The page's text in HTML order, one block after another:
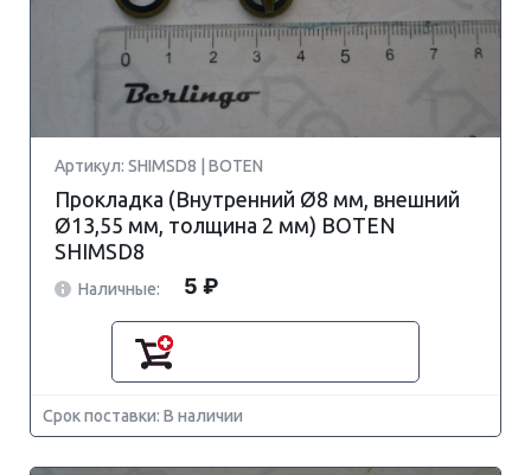
Артикул: SHIMSD8 | BOTEN
Прокладка (Внутренний Ø8 мм, внешний
Ø13,55 мм, толщина 2 мм) BOTEN
SHIMSD8
Наличные: 5 ₽
Срок поставки: В наличии